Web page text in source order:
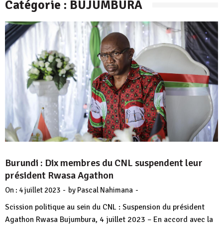
Catégorie : BUJUMBURA
Burundi : Dix membres du CNL suspendent leur
président Rwasa Agathon
On : 4 juillet 2023 - by Pascal Nahimana -
Scission politique au sein du CNL : Suspension du président
Agathon Rwasa Bujumbura, 4 juillet 2023 – En accord avec la